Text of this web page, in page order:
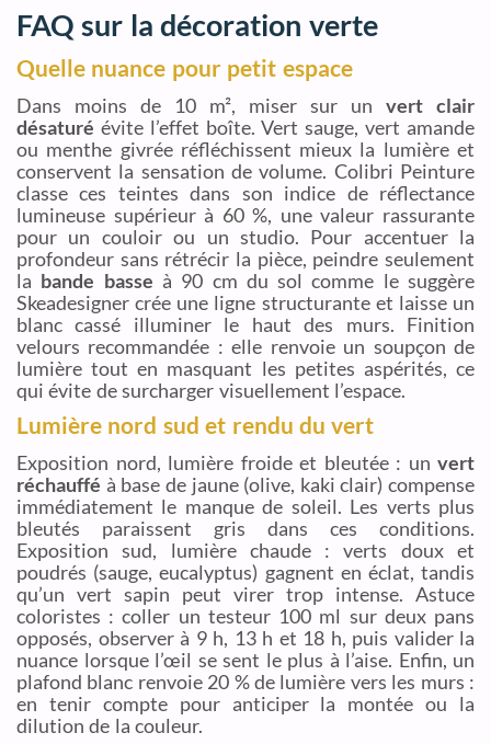
FAQ sur la décoration verte
Quelle nuance pour petit espace
Dans moins de 10 m², miser sur un vert clair
désaturé évite l’effet boîte. Vert sauge, vert amande
ou menthe givrée réfléchissent mieux la lumière et
conservent la sensation de volume. Colibri Peinture
classe ces teintes dans son indice de réflectance
lumineuse supérieur à 60 %, une valeur rassurante
pour un couloir ou un studio. Pour accentuer la
profondeur sans rétrécir la pièce, peindre seulement
la bande basse à 90 cm du sol comme le suggère
Skeadesigner crée une ligne structurante et laisse un
blanc cassé illuminer le haut des murs. Finition
velours recommandée : elle renvoie un soupçon de
lumière tout en masquant les petites aspérités, ce
qui évite de surcharger visuellement l’espace.
Lumière nord sud et rendu du vert
Exposition nord, lumière froide et bleutée : un vert
réchauffé à base de jaune (olive, kaki clair) compense
immédiatement le manque de soleil. Les verts plus
bleutés paraissent gris dans ces conditions.
Exposition sud, lumière chaude : verts doux et
poudrés (sauge, eucalyptus) gagnent en éclat, tandis
qu’un vert sapin peut virer trop intense. Astuce
coloristes : coller un testeur 100 ml sur deux pans
opposés, observer à 9 h, 13 h et 18 h, puis valider la
nuance lorsque l’œil se sent le plus à l’aise. Enfin, un
plafond blanc renvoie 20 % de lumière vers les murs :
en tenir compte pour anticiper la montée ou la
dilution de la couleur.